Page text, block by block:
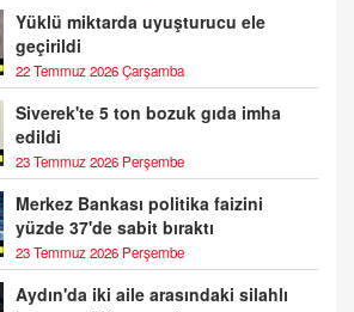
Yüklü miktarda uyuşturucu ele
geçirildi
22 Temmuz 2026 Çarşamba
Siverek'te 5 ton bozuk gıda imha
edildi
23 Temmuz 2026 Perşembe
Merkez Bankası politika faizini
yüzde 37'de sabit bıraktı
23 Temmuz 2026 Perşembe
Aydın'da iki aile arasındaki silahlı